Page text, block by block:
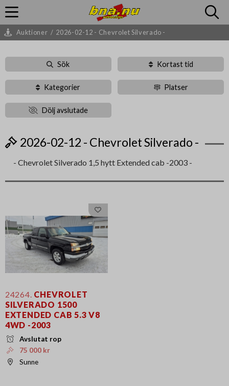
Auktioner / 2026-02-12 - Chevrolet Silverado -
Sök Kortast tid
Kategorier Platser
Dölj avslutade
2026-02-12 - Chevrolet Silverado -
- Chevrolet Silverado 1,5 hytt Extended cab -2003 -
24264. CHEVROLET
SILVERADO 1500
EXTENDED CAB 5.3 V8
4WD -2003
Avslutat rop
75 000 kr
Sunne